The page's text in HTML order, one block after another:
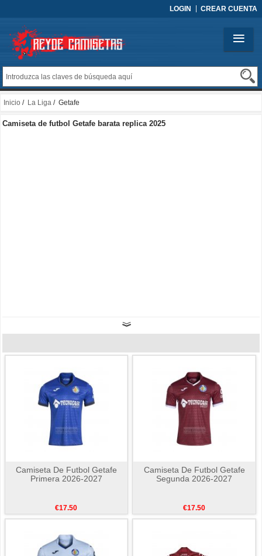
LOGIN CREAR CUENTA
Inicio / La Liga / Getafe
Camiseta de futbol Getafe barata replica 2025
Camiseta De Futbol Getafe
Primera 2026-2027
€17.50
Camiseta De Futbol Getafe
Segunda 2026-2027
€17.50